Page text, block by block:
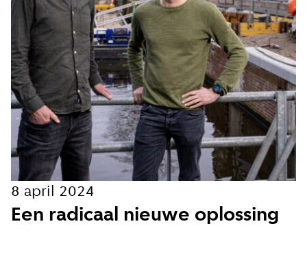
Hoe vaak wil je van ons horen:
Bij elk nieuw artikel
Wekelijks
Maandelijks
Ik ga akkoord met de
privacy voorwaarden
Een radicaal nieuwe oplossing
8 april 2024